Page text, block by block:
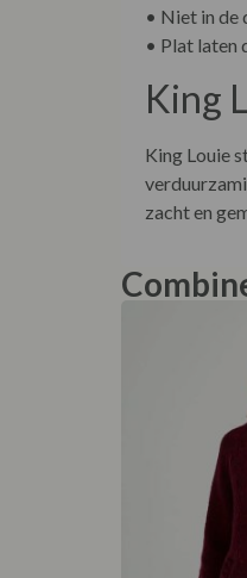
• Niet in de
• Plat laten
King
King Louie
zacht en